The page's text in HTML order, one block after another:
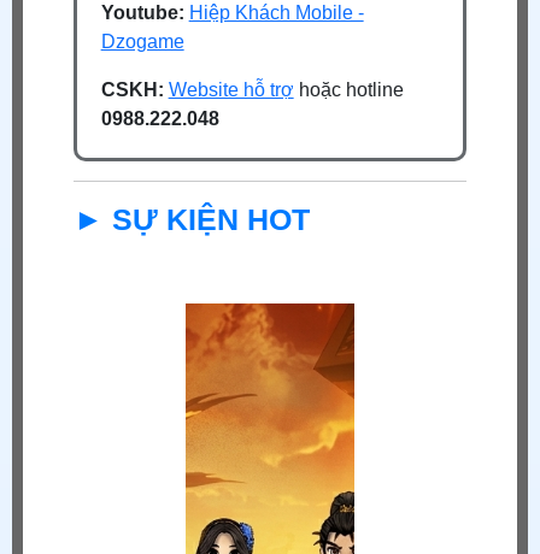
Youtube: Hiệp Khách Mobile -
Dzogame
CSKH: Website hỗ trợ hoặc hotline
0988.222.048
► SỰ KIỆN HOT